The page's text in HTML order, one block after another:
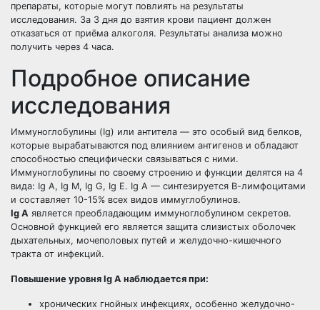
препараты, которые могут повлиять на результаты
исследования. За 3 дня до взятия крови пациент должен
отказаться от приёма алкоголя. Результаты анализа можно
получить через 4 часа.
Подробное описание
исследования
Иммуноглобулины (Ig) или антитела — это особый вид белков,
которые вырабатываются под влиянием антигенов и обладают
способностью специфически связываться с ними.
Иммуноглобулины по своему строению и функции делятся на 4
вида: Ig A, Ig M, Ig G, Ig E. Ig A — синтезируется В-лимфоцитами
и составляет 10-15% всех видов иммуглобулинов.
Ig A является преобладающим иммуноглобулином секретов.
Основной функцией его является защита слизистых оболочек
дыхательных, мочеполовых путей и желудочно-кишечного
тракта от инфекций.
Повышение уровня Ig A наблюдается при:
хронических гнойных инфекциях, особенно желудочно-